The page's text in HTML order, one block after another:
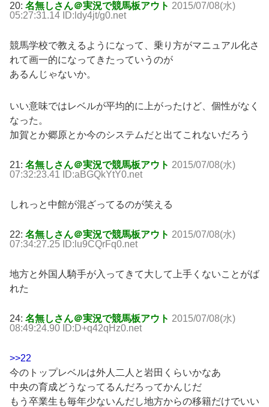
20: 名無しさん＠実況で競馬板アウト 2015/07/08(水)
05:27:31.14 ID:ldy4jt/g0.net
競馬学校で教えるようになって、乗り方がマニュアル化さ
れて画一的になってきたっていうのが
あるんじゃないか。
いい意味ではレベルが平均的に上がったけど、個性がなく
なった。
加賀とか郷原とか今のシステムだと出てこれないだろう
21: 名無しさん＠実況で競馬板アウト 2015/07/08(水)
07:32:23.41 ID:aBGQkYtY0.net
しれっと中館が混ざってるのが笑える
22: 名無しさん＠実況で競馬板アウト 2015/07/08(水)
07:34:27.25 ID:lu9CQrFq0.net
地方と外国人騎手が入ってきて大して上手くないことがば
れた
24: 名無しさん＠実況で競馬板アウト 2015/07/08(水)
08:49:24.90 ID:D+q42qHz0.net
>>22
今のトップレベルは外人二人と岩田くらいかなあ
中央の育成どうなってるんだろってかんじだ
もう卒業生も毎年少ないんだし地方からの移籍だけでいい